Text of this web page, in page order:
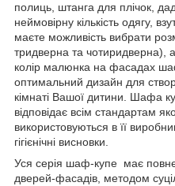
полиць, штанга для плічок,
неймовірну кількість одягу,
маєте можливість вибрати
тридверна та чотиридверна),
колір малюнка на фасадах
оптимальний дизайн для
кімнаті Вашої дитини. Шафа
відповідає всім стандартам
використовуються в її
гігієнічні висновки.
Уся серія шаф-купе має
дверей-фасадів, методом